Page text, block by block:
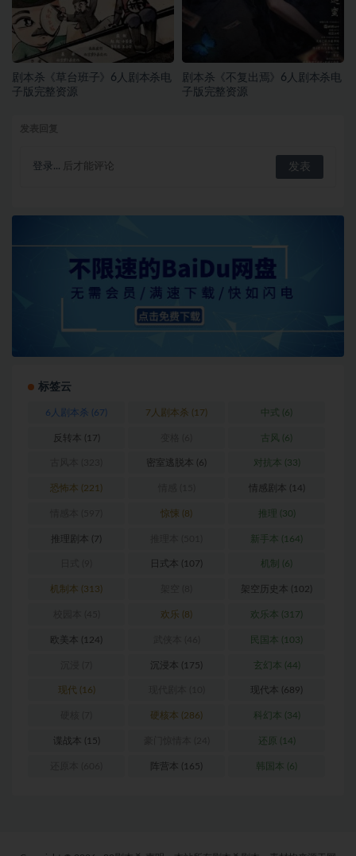
剧本杀《草台班子》6人剧本杀电
子版完整资源
剧本杀《不复出焉》6人剧本杀电
子版完整资源
登录... 后才能评论
标签云
6人剧本杀 (67) 7人剧本杀 (17) 中式 (6)
反转本 (17) 古风 (6)
密室逃脱本 (6) 对抗本 (33)
恐怖本 (221) 情感剧本 (14)
惊悚 (8) 推理 (30)
推理剧本 (7) 新手本 (164)
日式本 (107) 机制 (6)
机制本 (313) 架空历史本 (102)
欢乐 (8) 欢乐本 (317)
欧美本 (124) 民国本 (103)
沉浸本 (175) 玄幻本 (44)
现代 (16) 现代本 (689)
硬核本 (286) 科幻本 (34)
谍战本 (15) 还原 (14)
阵营本 (165) 韩国本 (6)